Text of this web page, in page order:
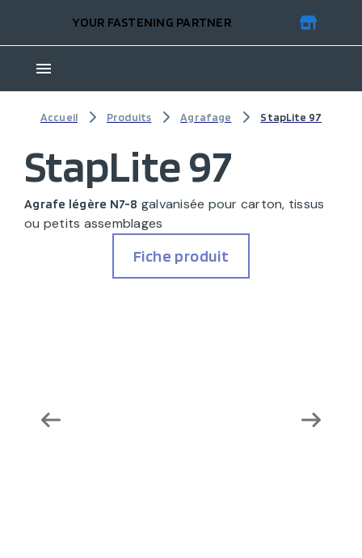
YOUR FASTENING PARTNER
Accueil Produits Agrafage StapLite 97
StapLite 97
Agrafe légère N7-8 galvanisée pour carton, tissus
ou petits assemblages
Fiche produit